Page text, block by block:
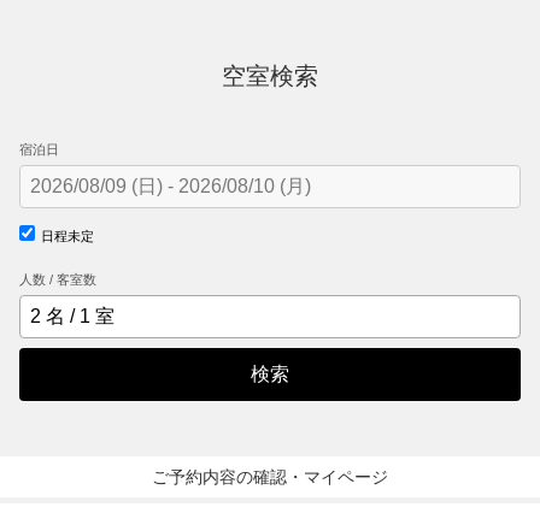
空室検索
宿泊日
日程未定
人数 / 客室数
検索
ご予約内容の確認・マイページ